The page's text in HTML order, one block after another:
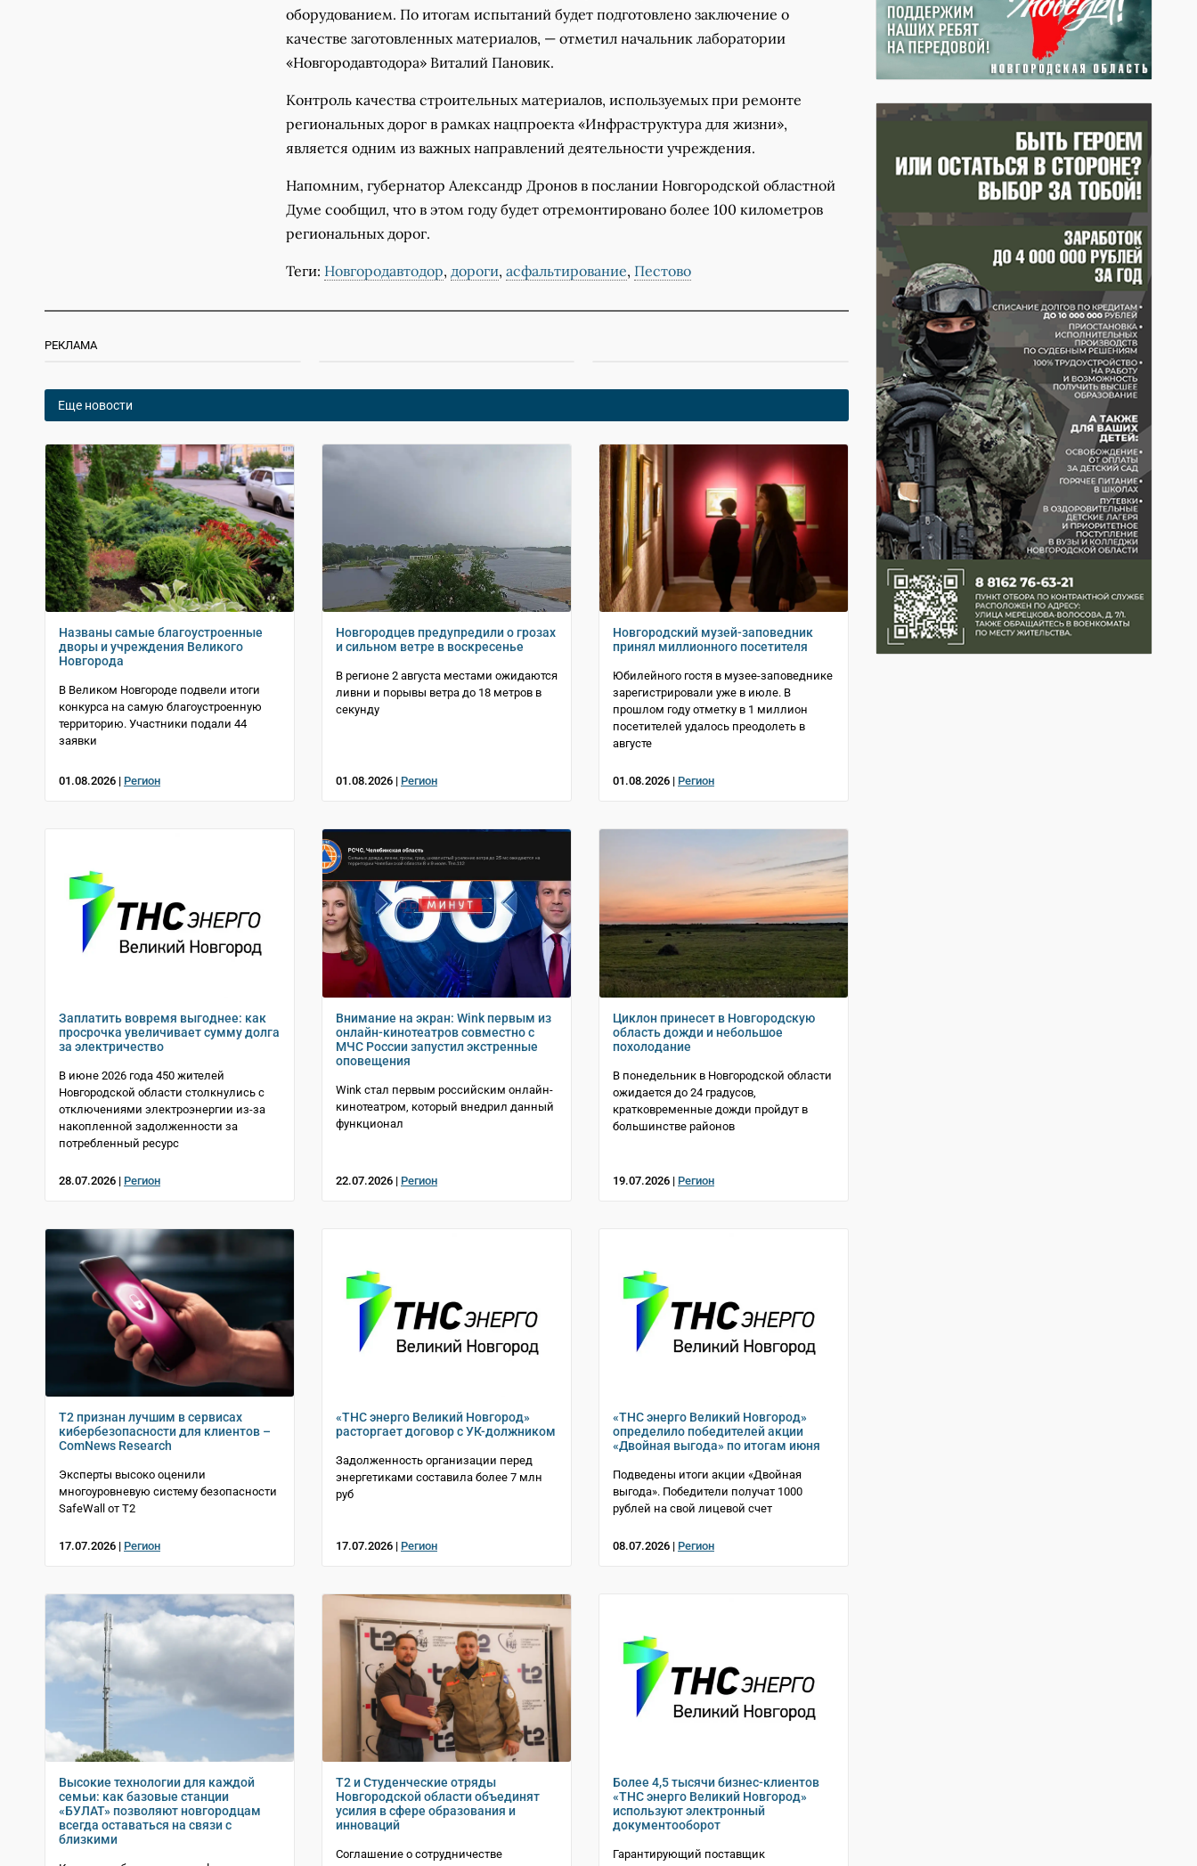
оборудованием. По итогам испытаний будет подготовлено заключение о
качестве заготовленных материалов, — отметил начальник лаборатории
«Новгородавтодора» Виталий Пановик.
Контроль качества строительных материалов, используемых при ремонте
региональных дорог в рамках нацпроекта «Инфраструктура для жизни»,
является одним из важных направлений деятельности учреждения.
Напомним, губернатор Александр Дронов в послании Новгородской областной
Думе сообщил, что в этом году будет отремонтировано более 100 километров
региональных дорог.
Теги: Новгородавтодор, дороги, асфальтирование, Пестово
РЕКЛАМА
Еще новости
Названы самые благоустроенные
дворы и учреждения Великого
Новгорода
В Великом Новгороде подвели итоги
конкурса на самую благоустроенную
территорию. Участники подали 44
заявки
01.08.2026 | Регион
Новгородцев предупредили о грозах
и сильном ветре в воскресенье
В регионе 2 августа местами ожидаются
ливни и порывы ветра до 18 метров в
секунду
01.08.2026 | Регион
Новгородский музей-заповедник
принял миллионного посетителя
Юбилейного гостя в музее-заповеднике
зарегистрировали уже в июле. В
прошлом году отметку в 1 миллион
посетителей удалось преодолеть в
августе
01.08.2026 | Регион
Заплатить вовремя выгоднее: как
просрочка увеличивает сумму долга
за электричество
В июне 2026 года 450 жителей
Новгородской области столкнулись с
отключениями электроэнергии из-за
накопленной задолженности за
потребленный ресурс
28.07.2026 | Регион
Внимание на экран: Wink первым из
онлайн-кинотеатров совместно с
МЧС России запустил экстренные
оповещения
Wink стал первым российским онлайн-
кинотеатром, который внедрил данный
функционал
22.07.2026 | Регион
Циклон принесет в Новгородскую
область дожди и небольшое
похолодание
В понедельник в Новгородской области
ожидается до 24 градусов,
кратковременные дожди пройдут в
большинстве районов
19.07.2026 | Регион
T2 признан лучшим в сервисах
кибербезопасности для клиентов –
ComNews Research
Эксперты высоко оценили
многоуровневую систему безопасности
SafeWall от Т2
17.07.2026 | Регион
«ТНС энерго Великий Новгород»
расторгает договор с УК-должником
Задолженность организации перед
энергетиками составила более 7 млн
руб
17.07.2026 | Регион
«ТНС энерго Великий Новгород»
определило победителей акции
«Двойная выгода» по итогам июня
Подведены итоги акции «Двойная
выгода». Победители получат 1000
рублей на свой лицевой счет
08.07.2026 | Регион
Высокие технологии для каждой
семьи: как базовые станции
«БУЛАТ» позволяют новгородцам
всегда оставаться на связи с
близкими
T2 и Студенческие отряды
Новгородской области объединят
усилия в сфере образования и
инноваций
Соглашение о сотрудничестве
Более 4,5 тысячи бизнес-клиентов
«ТНС энерго Великий Новгород»
используют электронный
документооборот
Гарантирующий поставщик